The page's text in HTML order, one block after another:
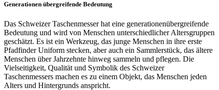
Generationen übergreifende Bedeutung
Das Schweizer Taschenmesser hat eine generationenübergreifende
Bedeutung und wird von Menschen unterschiedlicher Altersgruppen
geschätzt. Es ist ein Werkzeug, das junge Menschen in ihre erste
Pfadfinder Uniform stecken, aber auch ein Sammlerstück, das ältere
Menschen über Jahrzehnte hinweg sammeln und pflegen. Die
Vielseitigkeit, Qualität und Symbolik des Schweizer
Taschenmessers machen es zu einem Objekt, das Menschen jeden
Alters und Hintergrunds anspricht.